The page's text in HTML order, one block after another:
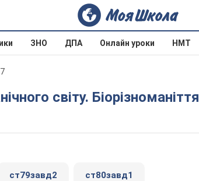
ЗНО ДПА Онлайн уроки НМТ
світу. Біорізноманіття
ст79завд2 ст80завд1